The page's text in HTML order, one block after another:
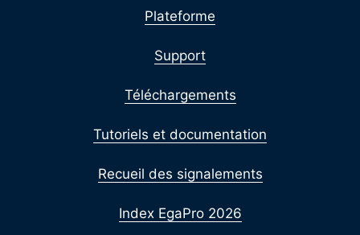
Plateforme
Support
Téléchargements
Tutoriels et documentation
Recueil des signalements
Index EgaPro 2026